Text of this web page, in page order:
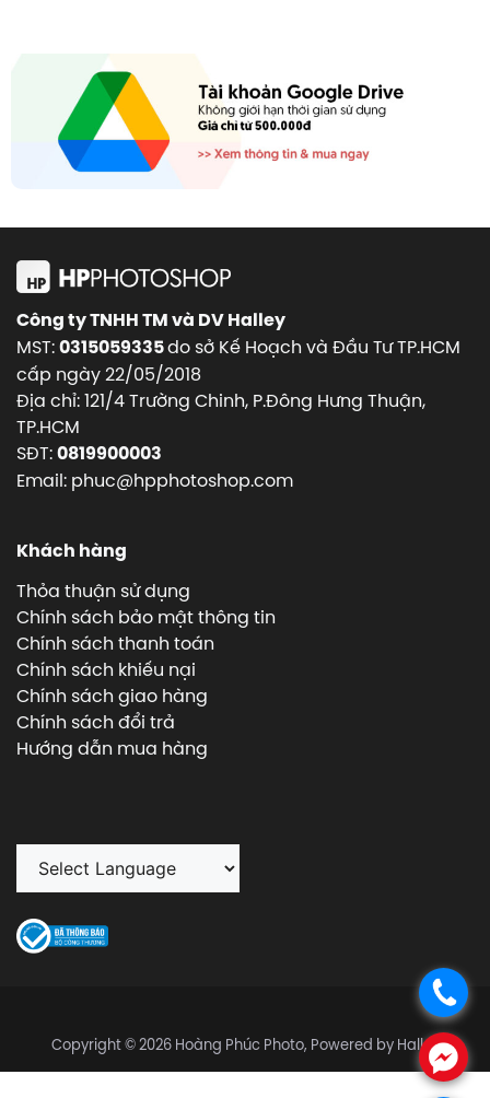
.
.
Công ty TNHH TM và DV Halley
MST:0315059335do sở Kế Hoạch và Đầu Tư TP.HCM
cấp ngày 22/05/2018
Địa chỉ: 121/4 Trường Chinh, P.Đông Hưng Thuận,
TP.HCM
SĐT:0819900003
Email: phuc@hpphotoshop.com
Khách hàng
Thỏa thuận sử dụng
Chính sách bảo mật thông tin
Chính sách thanh toán
Chính sách khiếu nại
Chính sách giao hàng
Chính sách đổi trả
Hướng dẫn mua hàng
Copyright © 2026 Hoàng Phúc Photo, Powered by Halley